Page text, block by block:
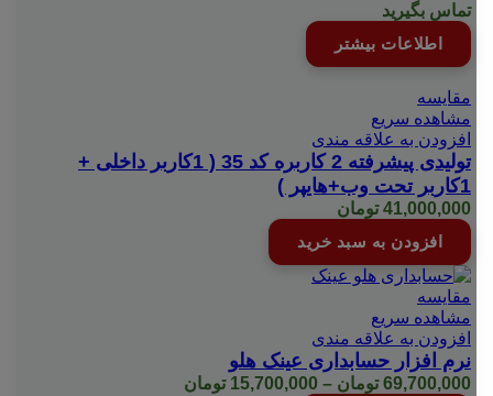
تماس بگیرید
اطلاعات بیشتر
مقایسه
مشاهده سریع
افزودن به علاقه مندی
تولیدی پیشرفته 2 کاربره کد 35 ( 1کاربر داخلی +
1کاربر تحت وب+هایپر )
41,000,000 تومان
افزودن به سبد خرید
مقایسه
مشاهده سریع
افزودن به علاقه مندی
نرم افزار حسابداری عینک هلو
69,700,000 تومان –
15,700,000 تومان